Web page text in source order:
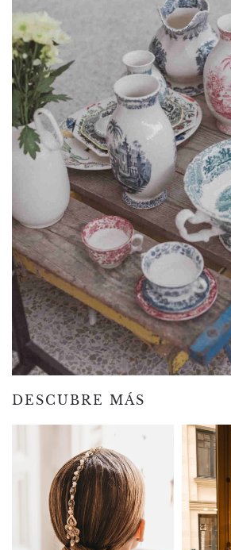
DESCUBRE MÁS